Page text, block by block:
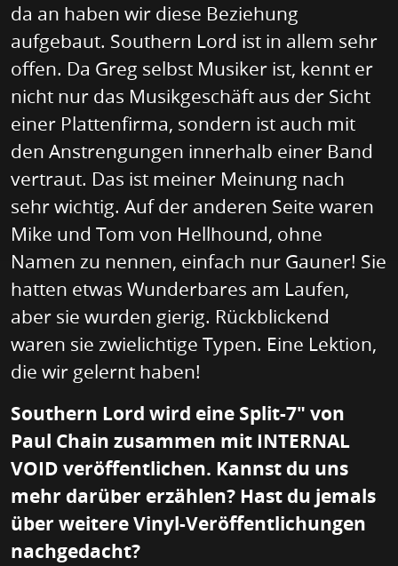
da an haben wir diese Beziehung
aufgebaut. Southern Lord ist in allem sehr
offen. Da Greg selbst Musiker ist, kennt er
nicht nur das Musikgeschäft aus der Sicht
einer Plattenfirma, sondern ist auch mit
den Anstrengungen innerhalb einer Band
vertraut. Das ist meiner Meinung nach
sehr wichtig. Auf der anderen Seite waren
Mike und Tom von Hellhound, ohne
Namen zu nennen, einfach nur Gauner! Sie
hatten etwas Wunderbares am Laufen,
aber sie wurden gierig. Rückblickend
waren sie zwielichtige Typen. Eine Lektion,
die wir gelernt haben!
Southern Lord wird eine Split-7" von
Paul Chain zusammen mit INTERNAL
VOID veröffentlichen. Kannst du uns
mehr darüber erzählen? Hast du jemals
über weitere Vinyl-Veröffentlichungen
nachgedacht?